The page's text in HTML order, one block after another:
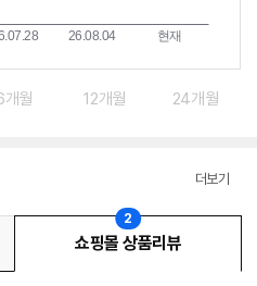
개월 12개월 24개월
더보기
쇼핑몰 상품리뷰
2